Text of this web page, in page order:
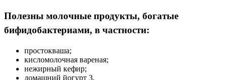
Полезны молочные продукты, богатые
бифидобактериами, в частности:
простокваша;
кисломолочная вареная;
нежирный кефир;
домашний йогурт 3.